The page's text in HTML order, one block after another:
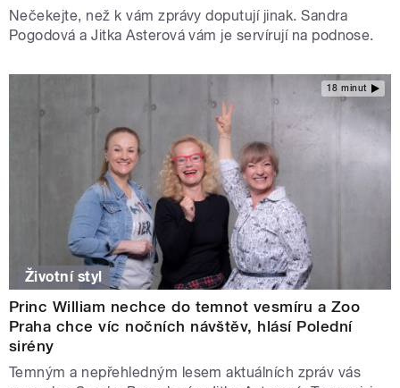
Nečekejte, než k vám zprávy doputují jinak. Sandra
Pogodová a Jitka Asterová vám je servírují na podnose.
18 minut
Životní styl
Princ William nechce do temnot vesmíru a Zoo
Praha chce víc nočních návštěv, hlásí Polední
sirény
Temným a nepřehledným lesem aktuálních zpráv vás